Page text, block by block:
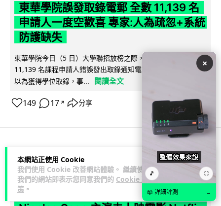
本網站正使用 Cookie
我們使用 Cookie 改善網站體驗。 繼續使用
我們的網站即表示您同意我們的 Cookie 政
策 。
東華學院誤發取錄電郵 全數 11,139 名
申請人一度空歡喜 專家:人為疏忽+系統
防護缺失
東華學院今日（5 日）大學聯招放榜之際，因人為疏忽向全數
11,139 名課程申請人錯誤發出取錄通知電郵，令大批考生一度
以為獲得學位取錄，事...
閱讀全文
149 17 ↗ 分享
科技娛樂
Lawton 1 日
×
🎵 ⛶
📖 詳細評測 →